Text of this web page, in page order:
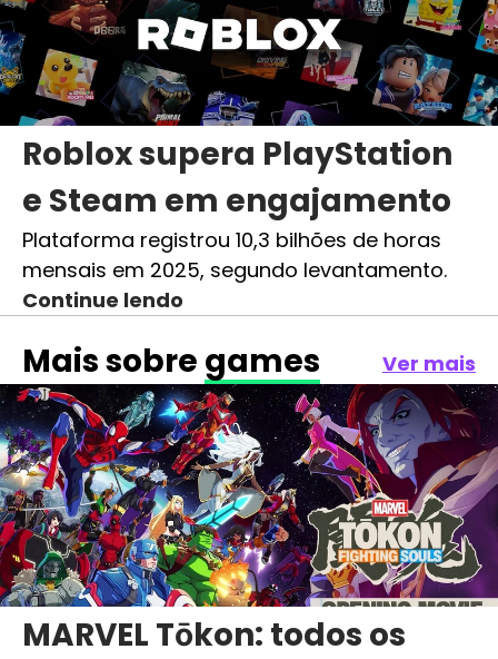
Roblox supera PlayStation
e Steam em engajamento
Plataforma registrou 10,3 bilhões de horas
mensais em 2025, segundo levantamento.
Continue lendo
Mais sobre games Ver mais
MARVEL Tōkon: todos os